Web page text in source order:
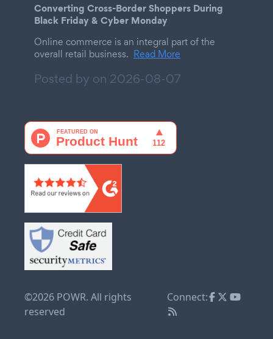
Converting Cross-Border Shoppers During
Black Friday & Cyber Monday
Online commerce is an integral part of the
overall retail business. Read More
Posted by on 2026-08-07
©2026 POWR. All rights
reserved
Connect: